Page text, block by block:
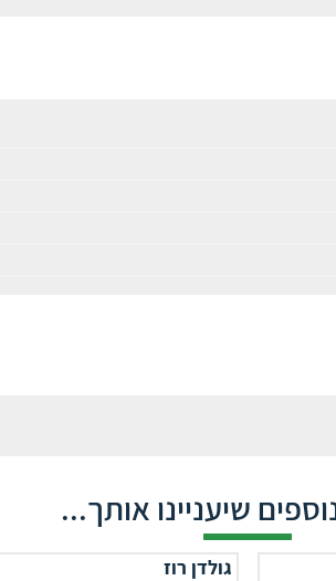
שיעניינו אותך...
גולדן רוז